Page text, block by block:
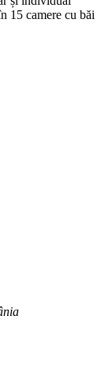
15 camere cu băi